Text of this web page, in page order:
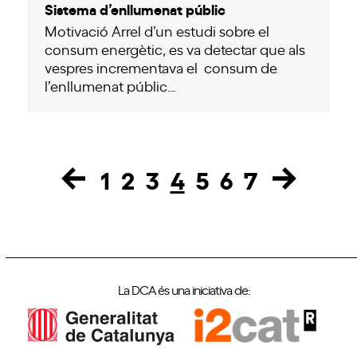
Sistema d’enllumenat públic
Motivació Arrel d’un estudi sobre el
consum energètic, es va detectar que als
vespres incrementava el consum de
l’enllumenat públic…
Page
1 Page
2 Page
3 Page
4 Page
5 Page
6 Page
7
La DCA és una iniciativa de: